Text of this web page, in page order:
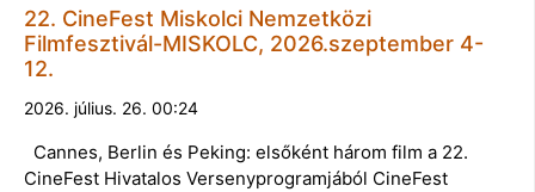
22. CineFest Miskolci Nemzetközi
Filmfesztivál-MISKOLC, 2026.szeptember 4-
12.
2026. július. 26. 00:24
Cannes, Berlin és Peking: elsőként három film a 22.
CineFest Hivatalos Versenyprogramjából CineFest